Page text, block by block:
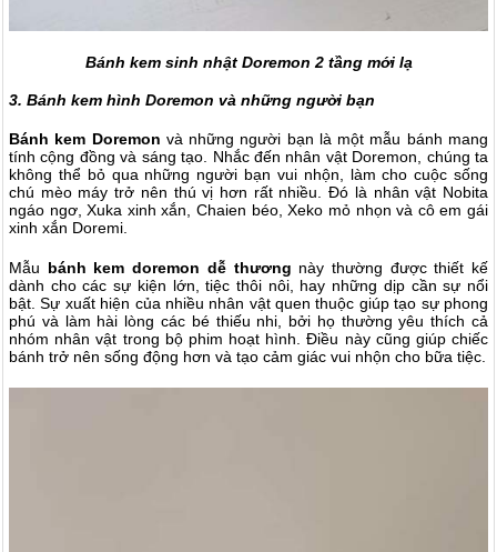
Bánh kem sinh nhật Doremon 2 tầng mới lạ
3. Bánh kem hình Doremon và những người bạn
Bánh kem Doremon và những người bạn là một mẫu bánh mang
tính cộng đồng và sáng tạo. Nhắc đến nhân vật Doremon, chúng ta
không thể bỏ qua những người bạn vui nhộn, làm cho cuộc sống
chú mèo máy trở nên thú vị hơn rất nhiều. Đó là nhân vật Nobita
ngáo ngơ, Xuka xinh xắn, Chaien béo, Xeko mỏ nhọn và cô em gái
xinh xắn Doremi.
Mẫu bánh kem doremon dễ thương này thường được thiết kế
dành cho các sự kiện lớn, tiệc thôi nôi, hay những dịp cần sự nổi
bật. Sự xuất hiện của nhiều nhân vật quen thuộc giúp tạo sự phong
phú và làm hài lòng các bé thiếu nhi, bởi họ thường yêu thích cả
nhóm nhân vật trong bộ phim hoạt hình. Điều này cũng giúp chiếc
bánh trở nên sống động hơn và tạo cảm giác vui nhộn cho bữa tiệc.